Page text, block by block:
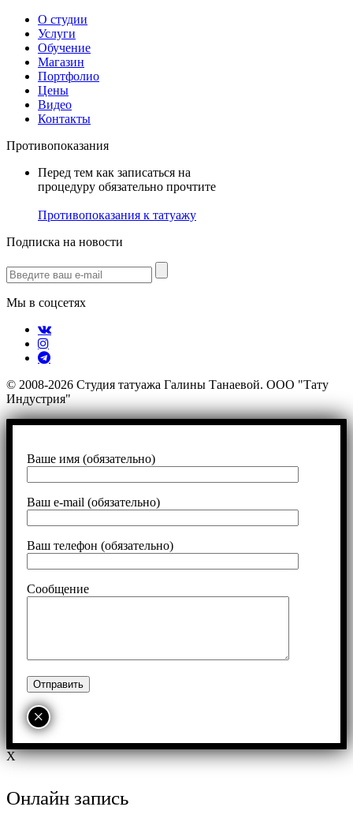
О студии
Услуги
Обучение
Магазин
Портфолио
Цены
Видео
Контакты
Противопоказания
Перед тем как записаться на
процедуру обязательно прочтите
Противопоказания к татуажу
Подписка на новости
Мы в соцсетях
© 2008-2026 Студия татуажа Галины Танаевой. ООО "Тату
Индустрия"
Ваше имя (обязательно)
Ваш e-mail (обязательно)
Ваш телефон (обязательно)
Сообщение
×
X
Онлайн запись